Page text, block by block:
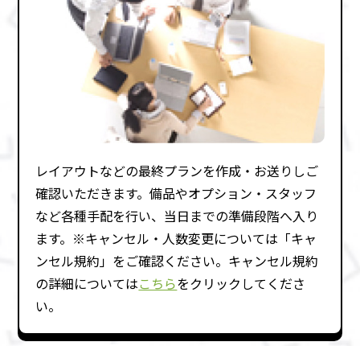
レイアウトなどの最終プランを作成・お送りしご
確認いただきます。備品やオプション・スタッフ
など各種⼿配を⾏い、当⽇までの準備段階へ⼊り
ます。※キャンセル・⼈数変更については「キャ
ンセル規約」をご確認ください。キャンセル規約
の詳細についてはこちらをクリックしてくださ
い。